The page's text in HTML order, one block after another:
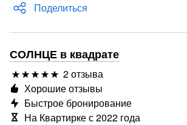
Поделиться
СОЛНЦЕ в квадрате
2 отзыва
Хорошие отзывы
Быстрое бронирование
На Квартирке с 2022 года